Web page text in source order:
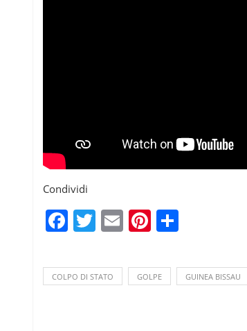
Condividi
Facebook
Twitter
EmailPinterest
COLPO DI STATO GOLPE GUINEA BISSAU